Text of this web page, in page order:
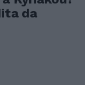
da